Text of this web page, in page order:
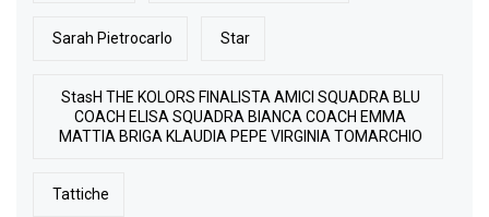
Sarah Pietrocarlo Star
StasH THE KOLORS FINALISTA AMICI SQUADRA BLU
COACH ELISA SQUADRA BIANCA COACH EMMA
MATTIA BRIGA KLAUDIA PEPE VIRGINIA TOMARCHIO
Tattiche